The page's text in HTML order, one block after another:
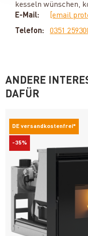
kesseln wünschen,
E-Mail:
[email
Telefon:
0351
ANDERE
DAFÜR
DE versandkostenfrei*
-35%